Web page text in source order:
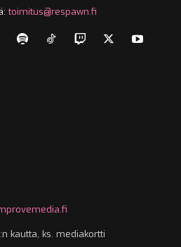
toimitus@respawn.fi
kautta, ks. mediakortti